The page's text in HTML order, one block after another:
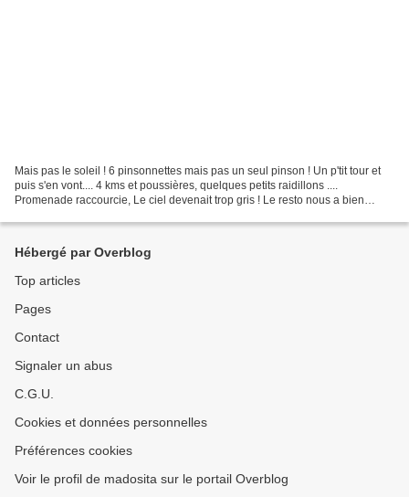
Mais pas le soleil ! 6 pinsonnettes mais pas un seul pinson ! Un p'tit tour et
puis s'en vont.... 4 kms et poussières, quelques petits raidillons ....
Promenade raccourcie, Le ciel devenait trop gris ! Le resto nous a bien
Hébergé par Overblog
Top articles
Pages
Contact
Signaler un abus
C.G.U.
Cookies et données personnelles
Préférences cookies
Voir le profil de madosita sur le portail Overblog